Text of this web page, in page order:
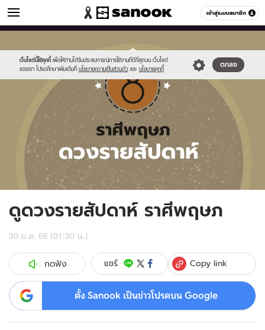
เข้าสู่ระบบสมาชิก
ดูดวง หมวดอื่นๆ
เว็บไซต์นี้ใช้คุกกี้ เพื่อให้ท่านได้รับประสบการณ์การใช้งานที่ดีที่สุดบน เว็บไซต์
ของเรา โปรดศึกษาเพิ่มเติมที่ นโยบายความเป็นส่วนตัว และ นโยบายคุกกี้
ตกลง
new-
sanook.png
horoscope-
taurus_zodia.jpg
ดูดวงรายสัปดาห์ ราศีพฤษภ
30 ม.ค. 66 (01:30 น.)
กดฟัง แชร์ Copy link
ตั้ง Sanook เป็นข่าวโปรดบน Google